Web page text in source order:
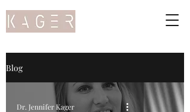
Blog
Dr. Jennifer Kager